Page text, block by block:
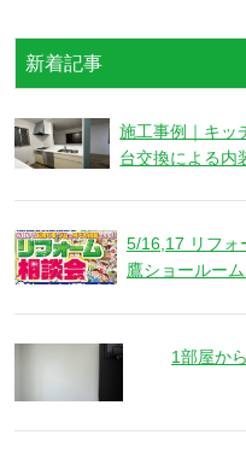
新着記事
施工事例｜キッ
台交換による内
5/16,17 リフォ
鷹ショールー
1部屋か